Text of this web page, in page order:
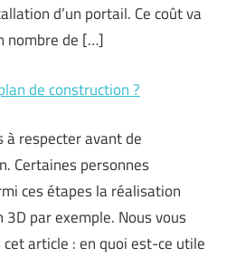
d’un portail. Ce coût va
nombre de […]
de construction ?
à respecter avant de
Certaines personnes
ces étapes la réalisation
3D par exemple. Nous vous
article : en quoi est-ce utile